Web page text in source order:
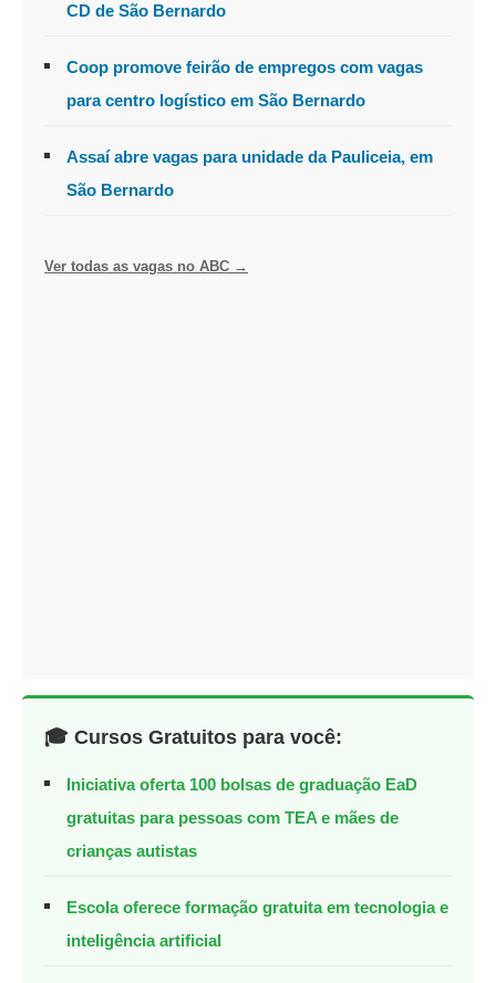
CD de São Bernardo
Coop promove feirão de empregos com vagas
para centro logístico em São Bernardo
Assaí abre vagas para unidade da Pauliceia, em
São Bernardo
Ver todas as vagas no ABC →
🎓 Cursos Gratuitos para você:
Iniciativa oferta 100 bolsas de graduação EaD
gratuitas para pessoas com TEA e mães de
crianças autistas
Escola oferece formação gratuita em tecnologia e
inteligência artificial